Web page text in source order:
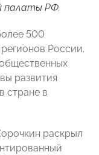
палаты РФ.
500
России.
развития
стране в
раскрыл